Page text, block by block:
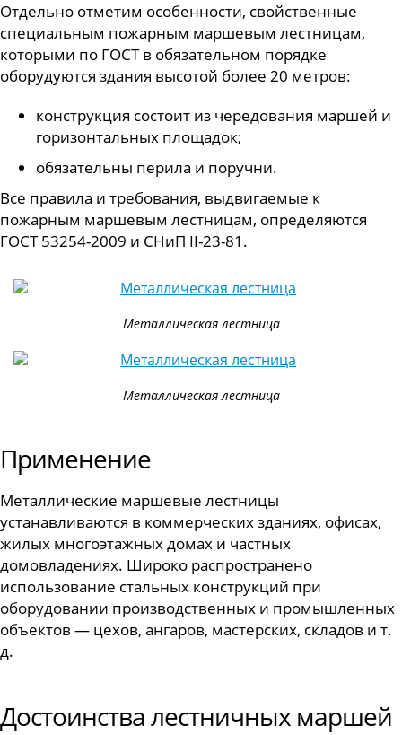
Отдельно отметим особенности, свойственные
специальным пожарным маршевым лестницам,
которыми по ГОСТ в обязательном порядке
оборудуются здания высотой более 20 метров:
конструкция состоит из чередования маршей и
горизонтальных площадок;
обязательны перила и поручни.
Все правила и требования, выдвигаемые к
пожарным маршевым лестницам, определяются
ГОСТ 53254-2009 и СНиП II-23-81.
Металлическая лестница
Металлическая лестница
Применение
Металлические маршевые лестницы
устанавливаются в коммерческих зданиях, офисах,
жилых многоэтажных домах и частных
домовладениях. Широко распространено
использование стальных конструкций при
оборудовании производственных и промышленных
объектов — цехов, ангаров, мастерских, складов и т.
д.
Достоинства лестничных маршей